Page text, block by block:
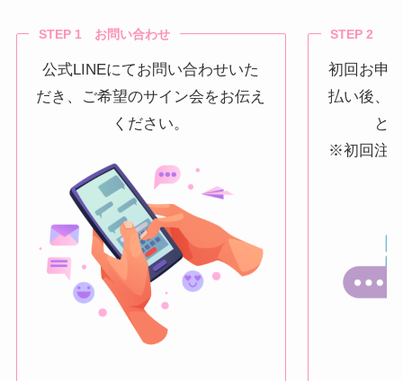
STEP 1 お問い合わせ
公式LINEにてお問い合わせいた
だき、ご希望のサイン会をお伝え
ください。
STEP 2 ご
初回お申
払い後、
と
※初回注